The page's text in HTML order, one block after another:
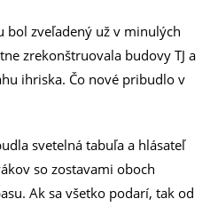
bol zveľadený už v minulých
zrekonštruovala budovy TJ a
ihriska. Čo nové pribudlo v
svetelná tabuľa a hlásateľ
so zostavami oboch
Ak sa všetko podarí, tak od